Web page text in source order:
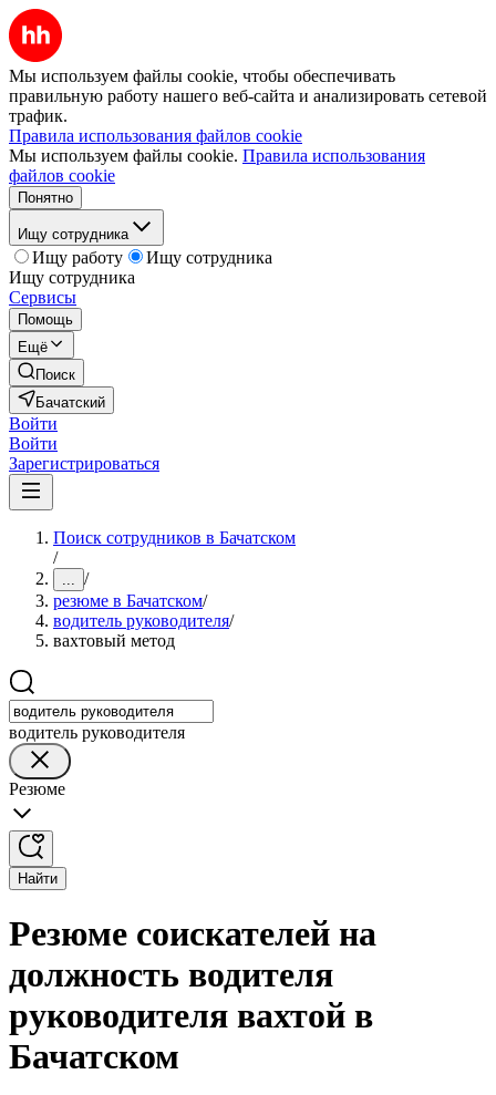
Мы используем файлы cookie, чтобы обеспечивать
правильную работу нашего веб-сайта и анализировать сетевой
трафик.
Правила использования файлов cookie
Мы используем файлы cookie. Правила использования
файлов cookie
Понятно
Ищу сотрудника
Ищу работу
Ищу сотрудника
Ищу сотрудника
Сервисы
Помощь
Ещё
Поиск
Бачатский
Войти
Войти
Зарегистрироваться
Поиск сотрудников в Бачатском
/
... /
резюме в Бачатском/
водитель руководителя/
вахтовый метод
водитель руководителя
Резюме
Найти
Резюме соискателей на
должность водителя
руководителя вахтой в
Бачатском